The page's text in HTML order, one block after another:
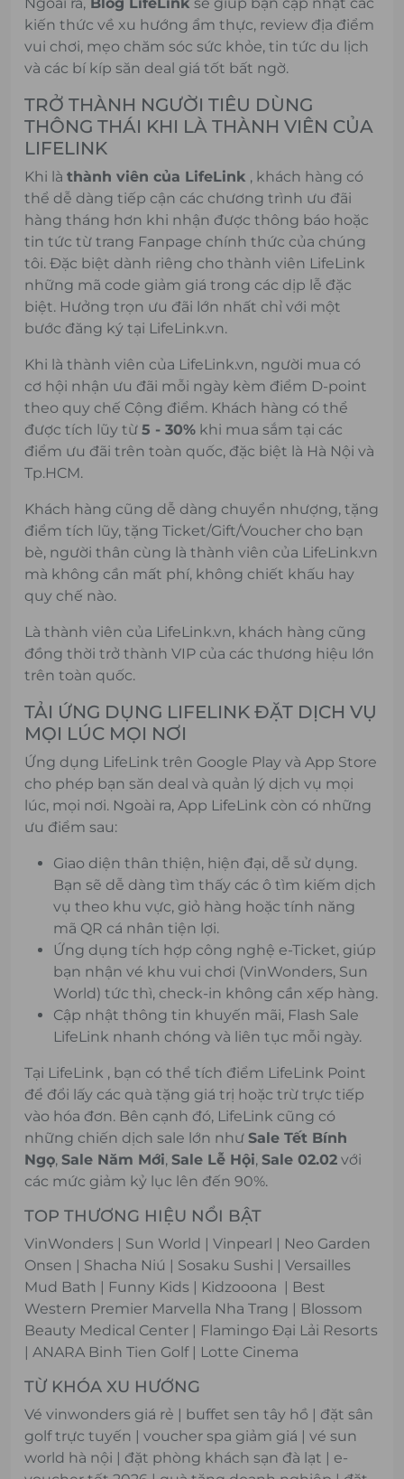
kiến thức về xu hướng ẩm thực, review địa điểm
vui chơi, mẹo chăm sóc sức khỏe, tin tức du lịch
và các bí kíp săn deal giá tốt bất ngờ.
TRỞ THÀNH NGƯỜI TIÊU DÙNG
THÔNG THÁI KHI LÀ THÀNH VIÊN CỦA
LIFELINK
Khi là thành viên của LifeLink , khách hàng có
thể dễ dàng tiếp cận các chương trình ưu đãi
hàng tháng hơn khi nhận được thông báo hoặc
tin tức từ trang Fanpage chính thức của chúng
tôi. Đặc biệt dành riêng cho thành viên LifeLink
những mã code giảm giá trong các dịp lễ đặc
biệt. Hưởng trọn ưu đãi lớn nhất chỉ với một
bước đăng ký tại LifeLink.vn.
Khi là thành viên của LifeLink.vn, người mua có
cơ hội nhận ưu đãi mỗi ngày kèm điểm D-point
theo quy chế Cộng điểm. Khách hàng có thể
được tích lũy từ 5 - 30% khi mua sắm tại các
điểm ưu đãi trên toàn quốc, đặc biệt là Hà Nội và
Tp.HCM.
Khách hàng cũng dễ dàng chuyển nhượng, tặng
điểm tích lũy, tặng Ticket/Gift/Voucher cho bạn
bè, người thân cùng là thành viên của LifeLink.vn
mà không cần mất phí, không chiết khấu hay
quy chế nào.
Là thành viên của LifeLink.vn, khách hàng cũng
đồng thời trở thành VIP của các thương hiệu lớn
trên toàn quốc.
TẢI ỨNG DỤNG LIFELINK ĐẶT DỊCH VỤ
MỌI LÚC MỌI NƠI
Ứng dụng LifeLink trên Google Play và App Store
cho phép bạn săn deal và quản lý dịch vụ mọi
lúc, mọi nơi. Ngoài ra, App LifeLink còn có những
ưu điểm sau:
Giao diện thân thiện, hiện đại, dễ sử dụng.
Bạn sẽ dễ dàng tìm thấy các ô tìm kiếm dịch
vụ theo khu vực, giỏ hàng hoặc tính năng
mã QR cá nhân tiện lợi.
Ứng dụng tích hợp công nghệ e-Ticket, giúp
bạn nhận vé khu vui chơi (VinWonders, Sun
World) tức thì, check-in không cần xếp hàng.
Cập nhật thông tin khuyến mãi, Flash Sale
LifeLink nhanh chóng và liên tục mỗi ngày.
Tại LifeLink , bạn có thể tích điểm LifeLink Point
để đổi lấy các quà tặng giá trị hoặc trừ trực tiếp
vào hóa đơn. Bên cạnh đó, LifeLink cũng có
những chiến dịch sale lớn như Sale Tết Bính
Ngọ, Sale Năm Mới, Sale Lễ Hội, Sale 02.02 với
các mức giảm kỷ lục lên đến 90%.
TOP THƯƠNG HIỆU NỔI BẬT
VinWonders | Sun World | Vinpearl | Neo Garden
Onsen | Shacha Niú | Sosaku Sushi | Versailles
Mud Bath | Funny Kids | Kidzooona | Best
Western Premier Marvella Nha Trang | Blossom
Beauty Medical Center | Flamingo Đại Lải Resorts
| ANARA Binh Tien Golf| Lotte Cinema
TỪ KHÓA XU HƯỚNG
Vé vinwonders giá rẻ | buffet sen tây hồ | đặt sân
golf trực tuyến | voucher spa giảm giá | vé sun
world hà nội | đặt phòng khách sạn đà lạt | e-